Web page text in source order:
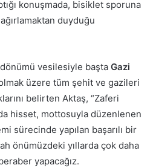
konuşmada, bisiklet sporuna
duyduğu
dönümü vesilesiyle başta Gazi
üzere tüm şehit ve gazileri
belirten Aktaş, “Zaferi
hisset, mottosuyla düzenlenen
sürecinde yapılan başarılı bir
önümüzdeki yıllarda çok daha
yapacağız.